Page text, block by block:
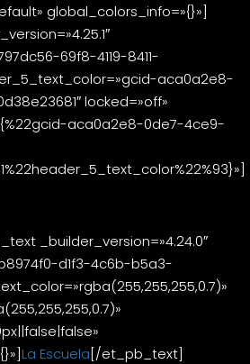
global_colors_info=»{}»]
69f8-4119-8411-
aca0a2e8-
locked=»off»
aca0a2e8-0de7-4ce9-
_builder_version=»4.24.0″
d1f3-4c6b-b5a3-
La Escuela[/et_pb_text]